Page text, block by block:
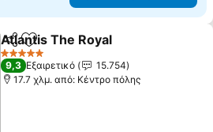
Κοινοποίηση
Προσθήκη στα αγαπημένα
Atlantis The Royal
5 Αστέρια
9,3 Εξαιρετικό
15.754
17.7 χλμ. από: Κέντρο πόλης